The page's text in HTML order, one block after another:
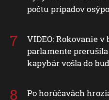
počtu prípadov
VIDEO: Rokovanie
parlamente
kapybár vošla do
Po horúčavách